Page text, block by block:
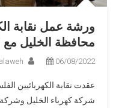
ورشة عمل نقابة
محافظة الخليل مع
06/08/2022
عقدت نقابة الكهربائيين
شركة كهرباء الخليل